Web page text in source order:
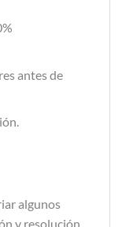
antes de
algunos
y resolución